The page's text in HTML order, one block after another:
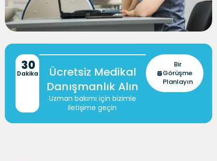
Dakika
30
Ücretsiz Medikal
Danışmanlık Alın
Uzman bakımı için bizimle
iletişime geçin
Bir
Görüşme
Planlayın